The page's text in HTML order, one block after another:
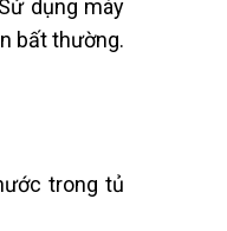
dụng máy
bất thường.
trong tủ